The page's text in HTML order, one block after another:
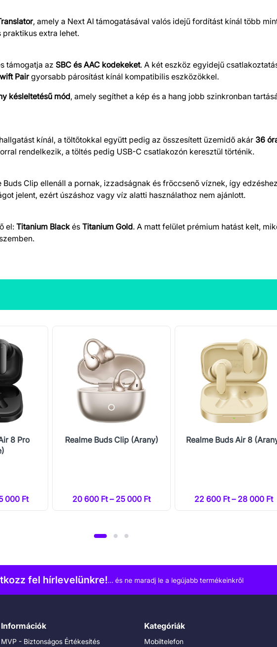
, amely a Next AI támogatásával valós idejű fordítást kínál több
extra lehet.
támogatja az SBC és AAC kodekeket. A két eszköz egyidejű
Pairgyorsabb párosítást kínál kompatibilis eszközökkel.
késleltetésű mód, amely segíthet a kép és a hang jobb szinkronban
kínál, a töltőtokkal együtt pedig az összesített üzemidő akár 36
rendelkezik, a töltés pedig USB-C csatlakozón keresztül történik.
Clip ellenáll a pornak, izzadságnak és fröccsenő víznek, így
jelent, ezért úszáshoz vagy víz alatti használathoz nem ajánlott.
el: Titanium Black és Titanium Gold. A matt felület prémium hatást kelt,
8 Pro
000 Ft
Realme Buds Clip (Arany)
20 600 Ft – 25 000 Ft
Realme Buds Air 8
22 600 Ft – 28 000 Ft
fel hírlevelünkre!… és ne maradj le a legújabb termékeinkről
Információk
MVP - Biztonságos Értékesítés
Kategóriák
Mobiltelefon